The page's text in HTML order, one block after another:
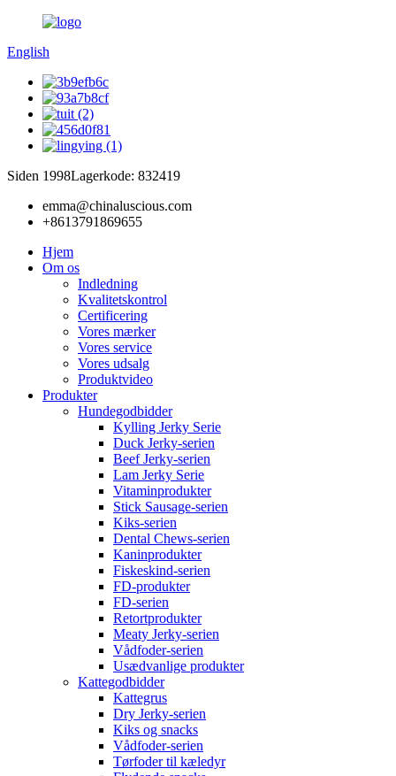
English
Siden 1998Lagerkode: 832419
emma@chinaluscious.com
+8613791869655
Hjem
Om os
Indledning
Kvalitetskontrol
Certificering
Vores mærker
Vores service
Vores udsalg
Produktvideo
Produkter
Hundegodbidder
Kylling Jerky Serie
Duck Jerky-serien
Beef Jerky-serien
Lam Jerky Serie
Vitaminprodukter
Stick Sausage-serien
Kiks-serien
Dental Chews-serien
Kaninprodukter
Fiskeskind-serien
FD-produkter
FD-serien
Retortprodukter
Meaty Jerky-serien
Vådfoder-serien
Usædvanlige produkter
Kattegodbidder
Kattegrus
Dry Jerky-serien
Kiks og snacks
Vådfoder-serien
Tørfoder til kæledyr